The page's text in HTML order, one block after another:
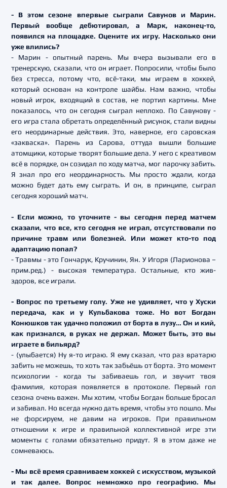
- В этом сезоне впервые сыграли Савунов и Марин.
Первый вообще дебютировал, а Марк, наконец-то,
появился на площадке. Оцените их игру. Насколько они
уже влились?
- Марин - опытный парень. Мы вчера вызывали его в
тренерскую, сказали, что он играет. Попросили, чтобы было
без стресса, потому что, всё-таки, мы играем в хоккей,
который основан на контроле шайбы. Нам важно, чтобы
новый игрок, входящий в состав, не портил картины. Мне
показалось, что он сегодня сыграл неплохо. По Савунову -
его игра стала обретать определённый рисунок, стали видны
его неординарные действия. Это, наверное, его саровская
«закваска». Парень из Сарова, оттуда вышли большие
атомщики, которые творят большие дела. У него с креативом
всё в порядке, он созидал по ходу матча, мог парочку забить.
Я знал про его неординарность. Мы просто ждали, когда
можно будет дать ему сыграть. И он, в принципе, сыграл
сегодня хороший матч.
- Если можно, то уточните - вы сегодня перед матчем
сказали, что все, кто сегодня не играл, отсутствовали по
причине травм или болезней. Или может кто-то под
адаптацию попал?
- Травмы - это Гончарук, Кручинин, Ян. У Игоря (Ларионова –
прим.ред.) - высокая температура. Остальные, кто жив-
здоров, все играли.
- Вопрос по третьему голу. Уже не удивляет, что у Хуски
передача, как и у Кульбакова тоже. Но вот Богдан
Конюшков так удачно положил от борта в лузу… Он и кий,
как признался, в руках не держал. Может быть, это вы
играете в бильярд?
- (улыбается) Ну я-то играю. Я ему сказал, что раз вратарю
забить не можешь, то хоть так забьёшь от борта. Это момент
психологии - когда ты забиваешь гол, и звучит твоя
фамилия, которая появляется в протоколе. Первый гол
сезона очень важен. Мы хотим, чтобы Богдан больше бросал
и забивал. Но всегда нужно дать время, чтобы это пошло. Мы
не форсируем, не давим на игроков. При правильном
отношении к игре и правильной коллективной игре эти
моменты с голами обязательно придут. Я в этом даже не
сомневаюсь.
- Мы всё время сравниваем хоккей с искусством, музыкой
и так далее. Вопрос немножко про географию. Мы